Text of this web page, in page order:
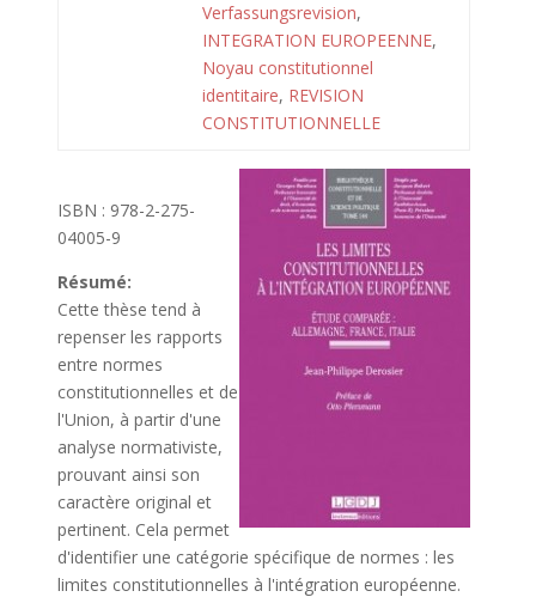
Verfassungsrevision,
INTEGRATION EUROPEENNE,
Noyau constitutionnel
identitaire, REVISION
CONSTITUTIONNELLE
ISBN : 978-2-275-
04005-9
Résumé:
Cette thèse tend à
repenser les rapports
entre normes
constitutionnelles et de
l'Union, à partir d'une
analyse normativiste,
prouvant ainsi son
caractère original et
pertinent. Cela permet
d'identifier une catégorie spécifique de normes : les
limites constitutionnelles à l'intégration européenne.